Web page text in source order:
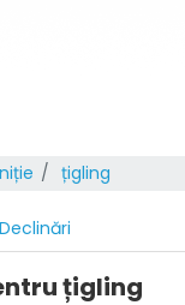
țigling
Declinări
țigling